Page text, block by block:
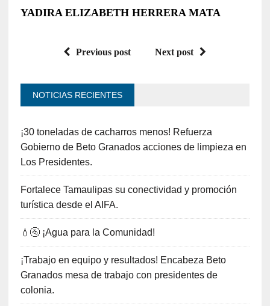
YADIRA ELIZABETH HERRERA MATA
Previous post Next post
NOTICIAS RECIENTES
¡30 toneladas de cacharros menos! Refuerza
Gobierno de Beto Granados acciones de limpieza en
Los Presidentes.
Fortalece Tamaulipas su conectividad y promoción
turística desde el AIFA.
💧🚰 ¡Agua para la Comunidad!
¡Trabajo en equipo y resultados! Encabeza Beto
Granados mesa de trabajo con presidentes de
colonia.